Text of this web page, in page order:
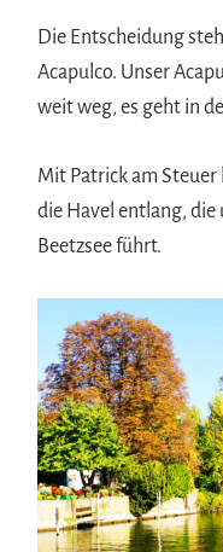
Die Entscheidung
Acapulco. Unser
weit weg, es geht in
Mit Patrick am Steuer
die Havel entlang, die
Beetzsee führt.